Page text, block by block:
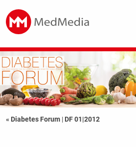
« Diabetes Forum | DF 01|2012